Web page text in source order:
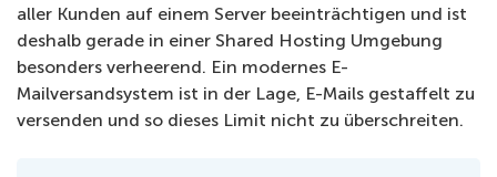
aller Kunden auf einem Server beeinträchtigen und ist
deshalb gerade in einer Shared Hosting Umgebung
besonders verheerend. Ein modernes E-
Mailversandsystem ist in der Lage, E-Mails gestaffelt zu
versenden und so dieses Limit nicht zu überschreiten.